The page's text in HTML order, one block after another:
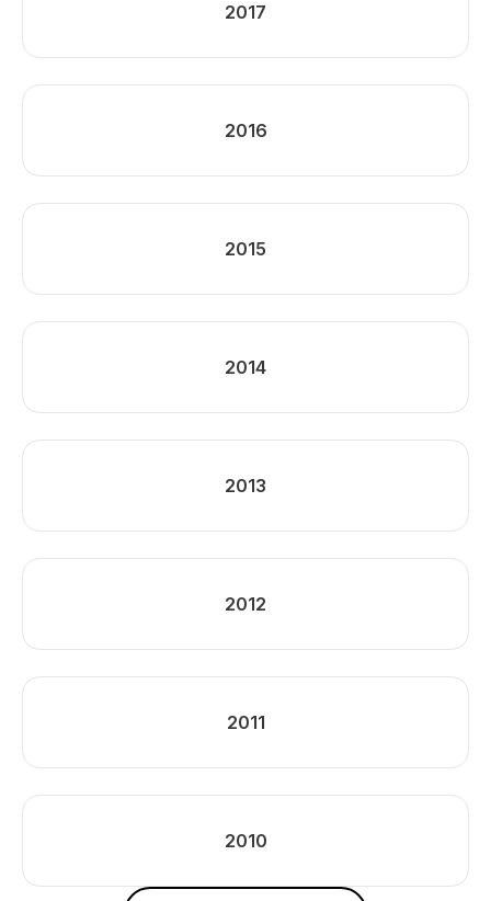
2017
2016
2015
2014
2013
2012
2011
2010